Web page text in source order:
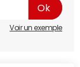
Voir un exemple